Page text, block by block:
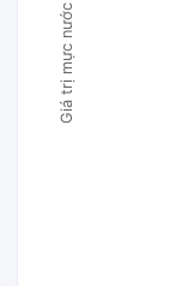
Giá trị mực nước